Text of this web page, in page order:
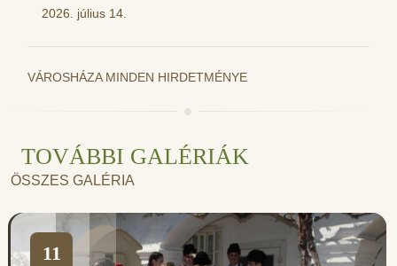
2026. július 14.
VÁROSHÁZA MINDEN HIRDETMÉNYE
TOVÁBBI GALÉRIÁK
ÖSSZES GALÉRIA
11